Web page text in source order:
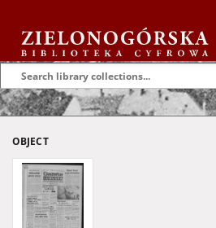
OBJECT